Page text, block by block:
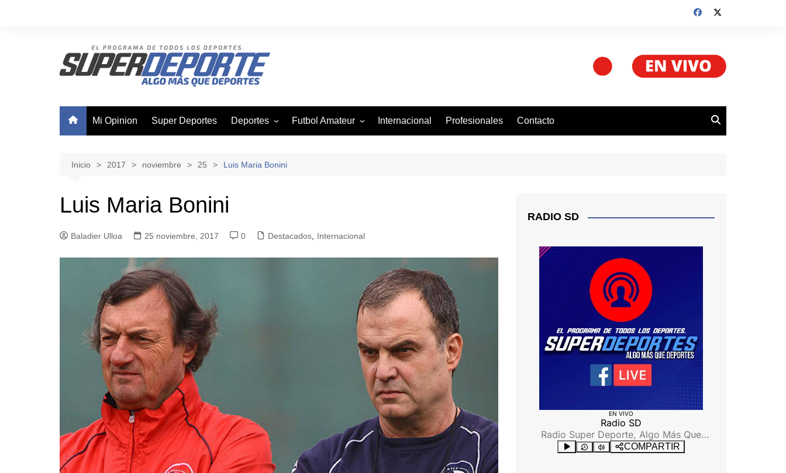
Mi Opinion Super Deportes Deportes
Basquetbol
Futsal
Natacion
Futbol Amateur
Viejos Cracks
Villa San Agustin
Internacional Profesionales Contacto
Inicio 2017 noviembre 25 Luis Maria Bonini
Luis Maria Bonini
Baladier Ulloa 25 noviembre, 2017 0 Destacados Internacional
RADIO SD